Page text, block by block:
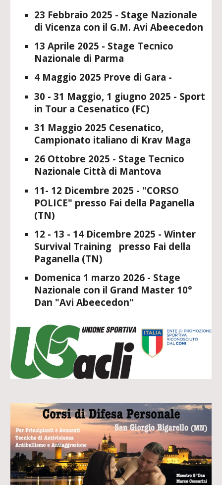
23 Febbraio 2025 - Stage Nazionale
di Vicenza con il G.M. Avi Abeecedon
13 Aprile 2025 - Stage Tecnico
Nazionale di Parma
4 Maggio 2025 Prove di Gara -
30 - 31 Maggio, 1 giugno 2025 - Sport
in Tour a Cesenatico (FC)
31 Maggio 2025 Cesenatico,
Campionato italiano di Krav Maga
26 Ottobre 2025 - Stage Tecnico
Nazionale Città di Mantova
11- 12 Dicembre 2025 - "CORSO
POLICE" presso Fai della Paganella
(TN)
12 - 13 - 14 Dicembre 2025 - Winter
Survival Training presso Fai della
Paganella (TN)
Domenica 1 marzo 2026 - Stage
Nazionale con il Grand Master 10°
Dan "Avi Abeecedon"